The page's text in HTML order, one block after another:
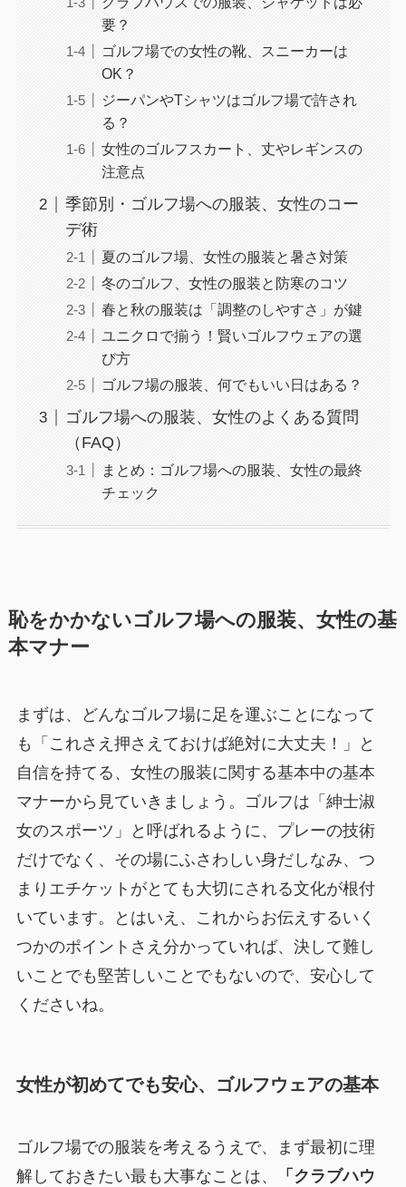
要？
ゴルフ場での女性の靴、スニーカーは
OK？
ジーパンやTシャツはゴルフ場で許され
る？
女性のゴルフスカート、丈やレギンスの
注意点
季節別・ゴルフ場への服装、女性のコー
デ術
夏のゴルフ場、女性の服装と暑さ対策
冬のゴルフ、女性の服装と防寒のコツ
春と秋の服装は「調整のしやすさ」が鍵
ユニクロで揃う！賢いゴルフウェアの選
び方
ゴルフ場の服装、何でもいい日はある？
ゴルフ場への服装、女性のよくある質問
（FAQ）
まとめ：ゴルフ場への服装、女性の最終
チェック
恥をかかないゴルフ場への服装、女性の基
本マナー
まずは、どんなゴルフ場に足を運ぶことになって
も「これさえ押さえておけば絶対に大丈夫！」と
自信を持てる、女性の服装に関する基本中の基本
マナーから見ていきましょう。ゴルフは「紳士淑
女のスポーツ」と呼ばれるように、プレーの技術
だけでなく、その場にふさわしい身だしなみ、つ
まりエチケットがとても大切にされる文化が根付
いています。とはいえ、これからお伝えするいく
つかのポイントさえ分かっていれば、決して難し
いことでも堅苦しいことでもないので、安心して
くださいね。
女性が初めてでも安心、ゴルフウェアの基本
ゴルフ場での服装を考えるうえで、まず最初に理
解しておきたい最も大事なことは、
「クラブハウ